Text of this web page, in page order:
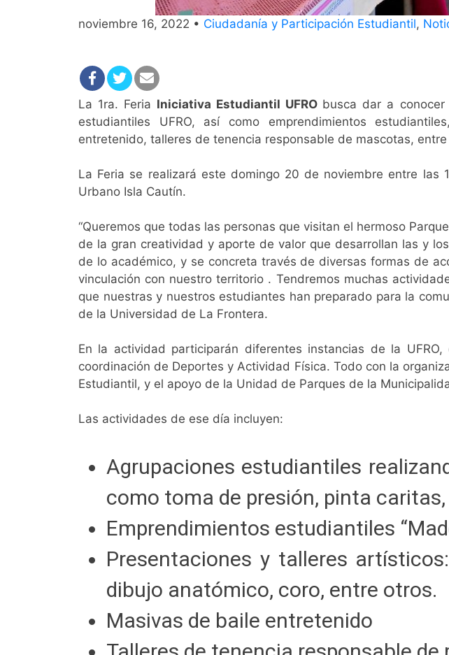
noviembre 16, 2022 • Ciudadanía y Participación Estudiantil,
La 1ra. Feria Iniciativa Estudiantil UFRO busca dar a
estudiantiles UFRO, así como emprendimientos
entretenido, talleres de tenencia responsable de mascotas,
La Feria se realizará este domingo 20 de noviembre entre
Urbano Isla Cautín.
“Queremos que todas las personas que visitan el hermoso
de la gran creatividad y aporte de valor que desarrollan las y
de lo académico, y se concreta través de diversas formas de
vinculación con nuestro territorio . Tendremos muchas
que nuestras y nuestros estudiantes han preparado para la
de la Universidad de La Frontera.
En la actividad participarán diferentes instancias de la
coordinación de Deportes y Actividad Física. Todo con la
Estudiantil, y el apoyo de la Unidad de Parques de la
Las actividades de ese día incluyen:
Agrupaciones estudiantiles
como toma de presión, pinta
Emprendimientos estudiantiles
Presentaciones y talleres
dibujo anatómico, coro, entre otros.
Masivas de baile entretenido